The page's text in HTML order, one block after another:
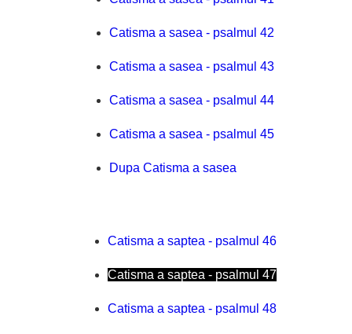
Catisma a sasea - psalmul 42
Catisma a sasea - psalmul 43
Catisma a sasea - psalmul 44
Catisma a sasea - psalmul 45
Dupa Catisma a sasea
Catisma a saptea - psalmul 46
Catisma a saptea - psalmul 47
Catisma a saptea - psalmul 48